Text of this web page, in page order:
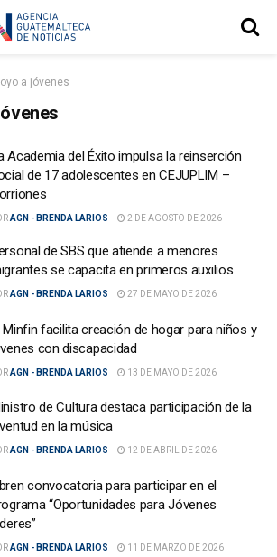
a jóvenes
Academia del Éxito impulsa la reinserción
de 17 adolescentes en CEJUPLIM –
AGN - BRENDA LARIOS 2 DE AGOSTO DE 2026
de SBS que atiende a menores
se capacita en primeros auxilios
AGN - BRENDA LARIOS 27 DE MAYO DE 2026
Minfin facilita creación de hogar para niños y
con discapacidad
AGN - BRENDA LARIOS 13 DE MAYO DE 2026
de Cultura destaca participación de la
en la música
AGN - BRENDA LARIOS 12 DE ABRIL DE 2026
convocatoria para participar en el
“Oportunidades para Jóvenes
AGN - BRENDA LARIOS 11 DE MARZO DE 2026